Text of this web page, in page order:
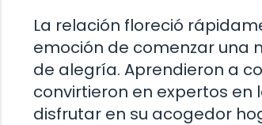
La relación floreció
emoción de comenzar una
de alegría. Aprendieron a
convirtieron en expertos
disfrutar en su acogedor